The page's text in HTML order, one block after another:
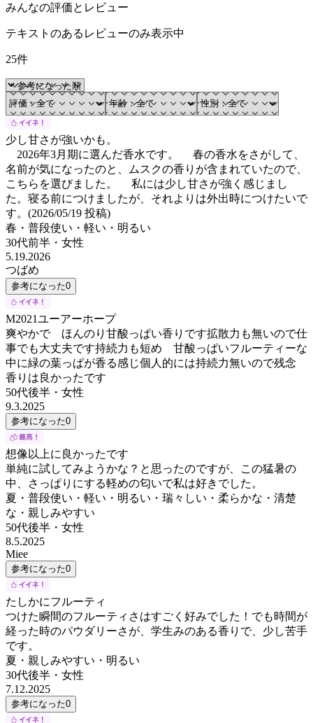
みんなの評価とレビュー
テキストのあるレビューのみ表示中
25件
少し甘さが強いかも。
2026年3月期に選んだ香水です。 春の香水をさがして、
名前が気になったのと、ムスクの香りが含まれていたので、
こちらを選びました。 私には少し甘さが強く感じまし
た。寝る前につけましたが、それよりは外出時につけたいで
す。(2026/05/19 投稿)
春・普段使い・軽い・明るい
30代前半 ・ 女性
5.19.2026
つばめ
参考になった0
M2021ユーアーホープ
爽やかで ほんのり甘酸っぱい香りです拡散力も無いので仕
事でも大丈夫です持続力も短め 甘酸っぱいフルーティーな
中に緑の葉っぱが香る感じ個人的には持続力無いので残念
香りは良かったです
50代後半 ・ 女性
9.3.2025
参考になった0
想像以上に良かったです
単純に試してみようかな？と思ったのですが、この猛暑の
中、さっぱりにする軽めの匂いで私は好きでした。
夏・普段使い・軽い・明るい・瑞々しい・柔らかな・清楚
な・親しみやすい
50代後半 ・ 女性
8.5.2025
Miee
参考になった0
たしかにフルーティ
つけた瞬間のフルーティさはすごく好みでした！でも時間が
経った時のパウダリーさが、学生みのある香りで、少し苦手
です。
夏・親しみやすい・明るい
30代後半 ・ 女性
7.12.2025
参考になった0